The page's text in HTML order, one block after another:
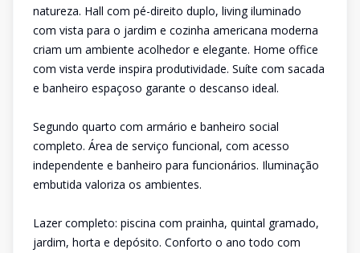
natureza. Hall com pé-direito duplo, living iluminado
com vista para o jardim e cozinha americana moderna
criam um ambiente acolhedor e elegante. Home office
com vista verde inspira produtividade. Suíte com sacada
e banheiro espaçoso garante o descanso ideal.
Segundo quarto com armário e banheiro social
completo. Área de serviço funcional, com acesso
independente e banheiro para funcionários. Iluminação
embutida valoriza os ambientes.
Lazer completo: piscina com prainha, quintal gramado,
jardim, horta e depósito. Conforto o ano todo com